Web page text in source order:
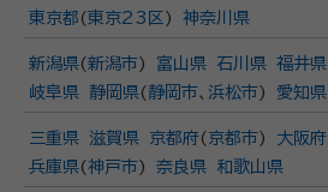
東京都 ( 東京23区 ) 神奈川県
新潟県(新潟市) 富山県 石川県 福井県
岐阜県
静岡県( 静岡市、 浜松市) 愛知県
三重県 滋賀県 京都府( 京都市) 大阪府
兵庫県(神戸市) 奈良県 和歌山県